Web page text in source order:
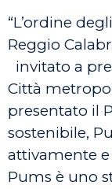
“L’ordine
Reggio
invitato a
Città
presentato il
sostenibile,
attivamente e
Pums è uno